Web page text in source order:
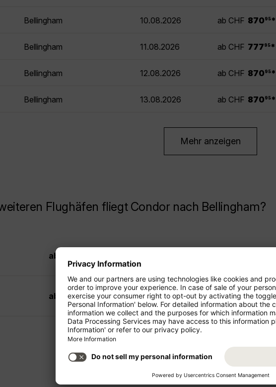
Bellingham 10.08.2026 ab CHF 870 95 *
Bellingham 11.08.2026 ab CHF 777 95 *
Bellingham 12.08.2026 ab CHF 870 95 *
Bellingham 13.08.2026 ab CHF 870 95 *
Mehr anzeigen
Flughäfen fliegt Condor nach Bellingham?
ab CHF 420 . *
ab CHF345.
95* Berlin-
Mehr anzeigen